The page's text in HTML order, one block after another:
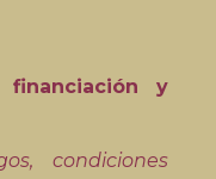
financiación y
condiciones